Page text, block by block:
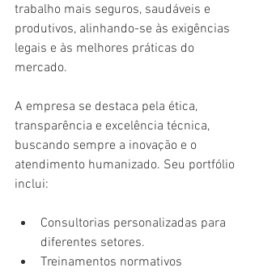
trabalho mais seguros, saudáveis e
produtivos, alinhando-se às exigências
legais e às melhores práticas do
mercado.
A empresa se destaca pela ética,
transparência e excelência técnica,
buscando sempre a inovação e o
atendimento humanizado. Seu portfólio
inclui:
Consultorias personalizadas para
diferentes setores.
Treinamentos normativos